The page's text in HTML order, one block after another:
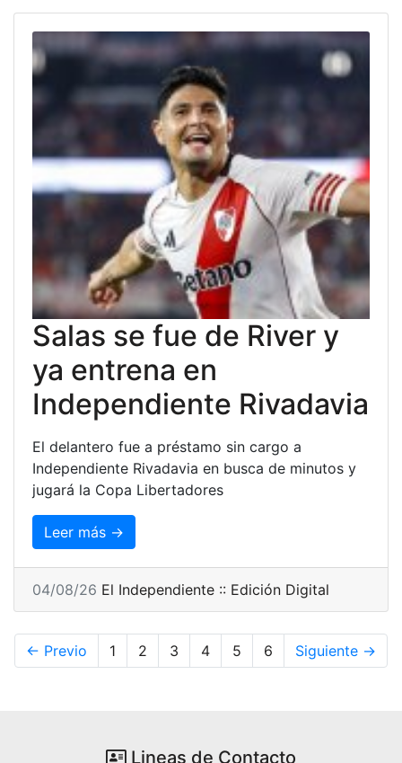
Salas se fue de River y
ya entrena en
Independiente Rivadavia
El delantero fue a préstamo sin cargo a
Independiente Rivadavia en busca de minutos y
jugará la Copa Libertadores
Leer más →
04/08/26 El Independiente :: Edición Digital
← Previo 1 2 3 4 5 6 Siguiente →
Lineas de Contacto